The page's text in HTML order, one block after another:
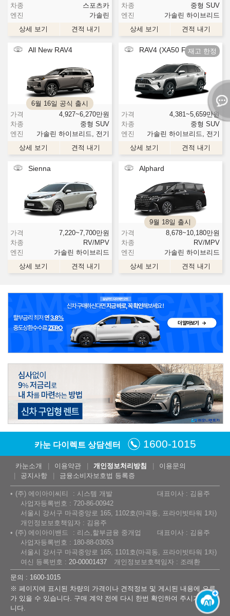
차종
스포츠카
엔진
가솔린
상세 보기
견적 내기
차종
중형 SUV
엔진
가솔린 하이브리드
상세 보기
견적 내기
All New RAV4
6월 16일 공식 출시
가격
4,927~6,270만원
차종
중형 SUV
엔진
가솔린 하이브리드, 전기
상세 보기
견적 내기
RAV4 (XA50 F/L)
가격 4,381~5,659만원
차종
중형 SUV
엔진
가솔린 하이브리드, 전기
상세 보기
견적 내기
Sienna
가격 7,220~7,700만원
차종
RV/MPV
엔진
가솔린 하이브리드
상세 보기
견적 내기
Alphard
9월 18일 출시
가격
8,678~10,180만원
차종
RV/MPV
엔진
가솔린 하이브리드
상세 보기
견적 내기
카눈 다이렉트 상담센터 1600-1015
카눈소개 이용약관 개인정보처리방침
이용문의
공지사항
금융소비자보호법 등록증
(주) 에이아이씨티 시스템 개발
대표이사 : 김용주
사업자등록번호 : 720-86-00942
서울시 강서구 마곡중앙로 165, 1102호(마곡동, 프라이빗타워 1차)
개인정보보호책임자 : 김용주
(주) 에이아이밴드
리스,할부금융 중개업
대표이사 : 김용주
사업자등록번호 : 180-88-03053
서울시 강서구 마곡중앙로 165, 1101호(마곡동, 프라이빗타워 1차)
여신 등록번호 : 20-00001437
개인정보보호책임자 : 조래환
문의 : 1600-1015
※ 페이지에 표시된 차량의 가격이나 견적정보 및 게시된 내용에 오류
가 있을 수 있습니다. 구매 계약 전에 다시 한번 확인하여 주시기 바랍
니다.